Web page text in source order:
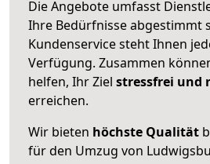
Die Angebote umfasst
Ihre Bedürfnisse abgestimmt
Kundenservice steht Ihnen
Verfügung. Zusammen
helfen, Ihr Ziel stressfrei und
erreichen.
Wir bieten höchste Qualität
für den Umzug von